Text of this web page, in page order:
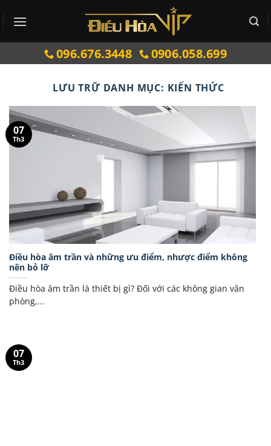
qua
096.676.3448 0906.058.699
LƯU TRỮ DANH MỤC: KIẾN THỨC
Điều hòa âm trần và những ưu điểm, nhược điểm không
nên bỏ lỡ
Điều hòa âm trần là thiết bị gì? Đối với các không gian văn
phòng,...
07
Th3
07
Th3